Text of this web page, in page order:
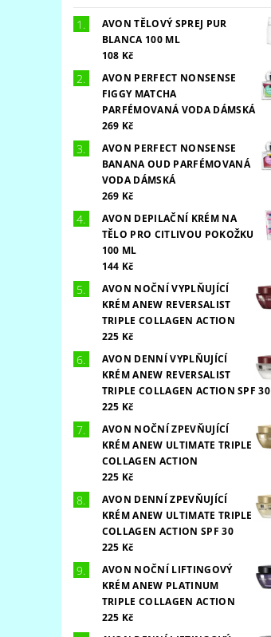
AVON TĚLOVÝ SPREJ PUR
BLANCA 100 ML
108 Kč
AVON PERFECT NONSENSE
FIGGY MATCHA
PARFÉMOVANÁ VODA DÁMSKÁ
269 Kč
AVON PERFECT NONSENSE
BANANA OUD PARFÉMOVANÁ
VODA DÁMSKÁ
269 Kč
AVON DEPILAČNÍ KRÉM NA
TĚLO PRO CITLIVOU POKOŽKU
100 ML
144 Kč
AVON NOČNÍ VYPLŇUJÍCÍ
KRÉM ANEW REVERSALIST
TRIPLE COLLAGEN ACTION
225 Kč
AVON DENNÍ VYPLŇUJÍCÍ
KRÉM ANEW REVERSALIST
TRIPLE COLLAGEN ACTION SPF 30
225 Kč
AVON NOČNÍ ZPEVŇUJÍCÍ
KRÉM ANEW ULTIMATE TRIPLE
COLLAGEN ACTION
225 Kč
AVON DENNÍ ZPEVŇUJÍCÍ
KRÉM ANEW ULTIMATE TRIPLE
COLLAGEN ACTION SPF 30
225 Kč
AVON NOČNÍ LIFTINGOVÝ
KRÉM ANEW PLATINUM
TRIPLE COLLAGEN ACTION
225 Kč